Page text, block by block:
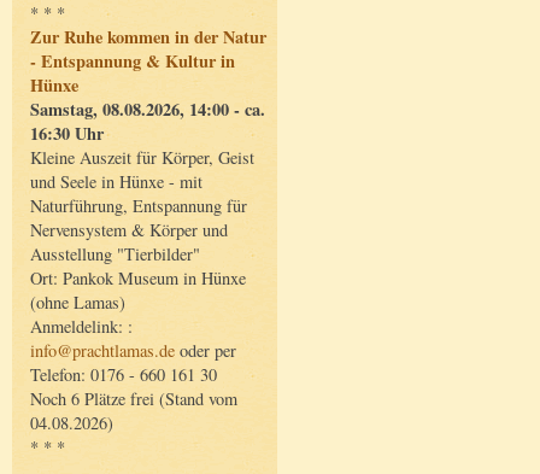
* * *
Zur Ruhe kommen in der Natur
- Entspannung & Kultur in
Hünxe
Samstag, 08.08.2026, 14:00 - ca.
16:30 Uhr
Kleine Auszeit für Körper, Geist
und Seele in Hünxe - mit
Naturführung, Entspannung für
Nervensystem & Körper und
Ausstellung "Tierbilder"
Ort: Pankok Museum in Hünxe
(ohne Lamas)
Anmeldelink: :
info@prachtlamas.de oder per
Telefon: 0176 - 660 161 30
Noch 6 Plätze frei (Stand vom
04.08.2026)
* * *